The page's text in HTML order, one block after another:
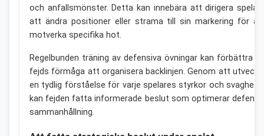
och anfallsmönster. Detta kan innebära att dirigera
att ändra positioner eller strama till sin markering för
motverka specifika hot.
Regelbunden träning av defensiva övningar kan förbättra
fejds förmåga att organisera backlinjen. Genom att
en tydlig förståelse för varje spelares styrkor och
kan fejden fatta informerade beslut som optimerar
sammanhållning.